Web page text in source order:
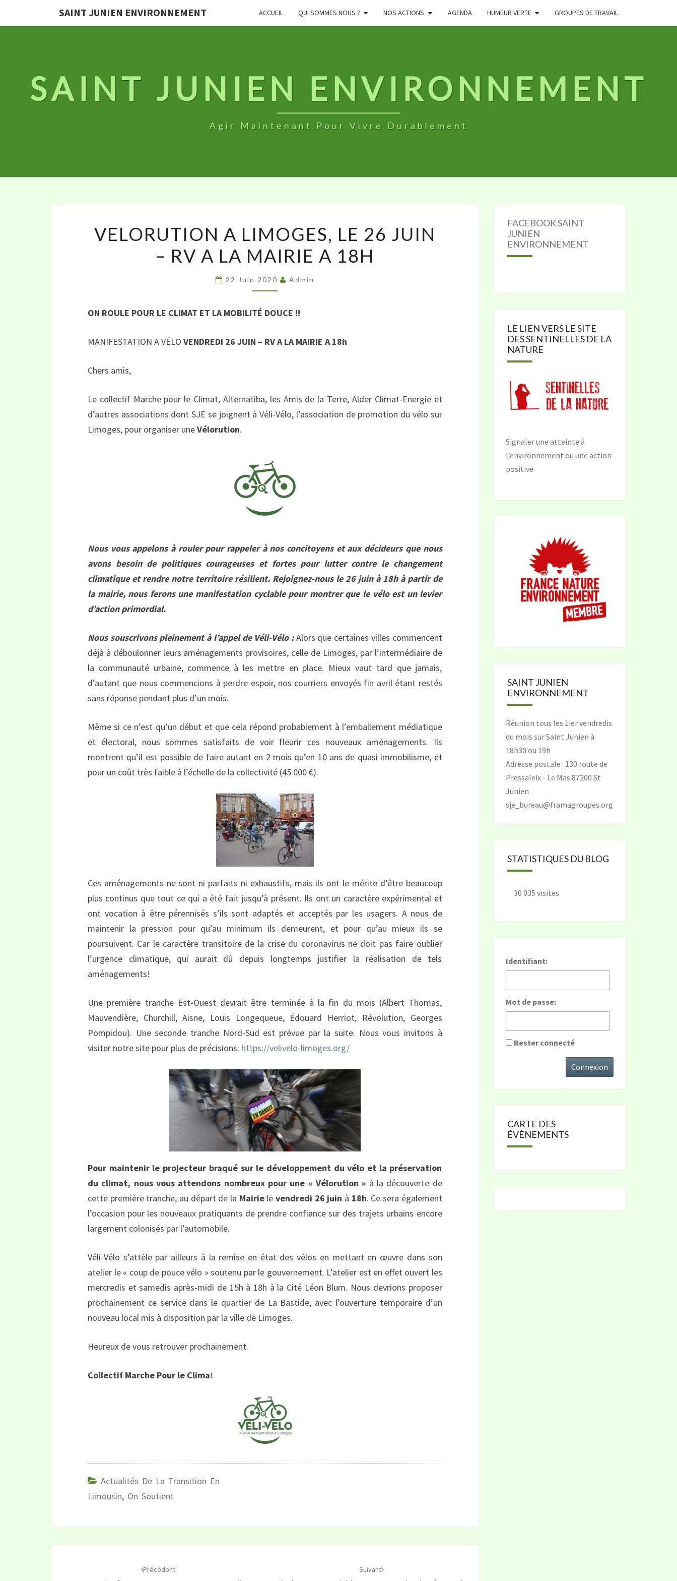
SAINT JUNIEN ENVIRONNEMENT ACCUEIL QUI SOMMES NOUS ? NOS ACTIONS AGENDA HUMEUR VERTE GROUPES DE TRAVAIL
SAINT JUNIEN ENVIRONNEMENT
Agir Maintenant Pour Vivre Durablement
A
LIMOGES,
LE
26
–
A
18H
VELORUTION A LIMOGES, LE 26 JUIN
– RV A LA MAIRIE A 18H
22 Juin 2020 Admin
ON ROULE POUR LE CLIMAT ET LA MOBILITÉ DOUCE !!
MANIFESTATION A VÉLO VENDREDI 26 JUIN – RV A LA MAIRIE A 18h
Chers amis,
Le collectif Marche pour le Climat, Alternatiba, les Amis de la Terre, Alder Climat-Energie et
d’autres associations dont SJE se joignent à Véli-Vélo, l’association de promotion du vélo sur
Limoges, pour organiser uneVélorution.
Nous vous appelons à rouler pour rappeler à nos concitoyens et aux décideurs que nous
avons besoin de politiques courageuses et fortes pour lutter contre le changement
climatique et rendre notre territoire résilient. Rejoignez-nous le 26 juin à 18h à partir de
la mairie, nous ferons une manifestation cyclable pour montrer que le vélo est un levier
d’action primordial.
Nous souscrivons pleinement à l’appel de Véli-Vélo : Alors que certaines villes commencent
déjà à déboulonner leurs aménagements provisoires, celle de Limoges, par l’intermédiaire de
la communauté urbaine, commence à les mettre en place. Mieux vaut tard que jamais,
d’autant que nous commencions à perdre espoir, nos courriers envoyés fin avril étant restés
sans réponse pendant plus d’un mois.
Même si ce n’est qu’un début et que cela répond probablement à l’emballement médiatique
et électoral, nous sommes satisfaits de voir fleurir ces nouveaux aménagements. Ils
montrent qu’il est possible de faire autant en 2 mois qu’en 10 ans de quasi immobilisme, et
pour un coût très faible à l’échelle de la collectivité (45 000 €).
Ces aménagements ne sont ni parfaits ni exhaustifs, mais ils ont le mérite d’être beaucoup
plus continus que tout ce qui a été fait jusqu’à présent. Ils ont un caractère expérimental et
ont vocation à être pérennisés s’ils sont adaptés et acceptés par les usagers. A nous de
maintenir la pression pour qu’au minimum ils demeurent, et pour qu’au mieux ils se
poursuivent. Car le caractère transitoire de la crise du coronavirus ne doit pas faire oublier
l’urgence climatique, qui aurait dû depuis longtemps justifier la réalisation de tels
aménagements!
Une première tranche Est-Ouest devrait être terminée à la fin du mois (Albert Thomas,
Mauvendière, Churchill, Aisne, Louis Longequeue, Édouard Herriot, Révolution, Georges
Pompidou). Une seconde tranche Nord-Sud est prévue par la suite. Nous vous invitons à
visiter notre site pour plus de précisions: https://velivelo-limoges.org/
Pour maintenir le projecteur braqué sur le développement du vélo et la préservation
du climat, nous vous attendons nombreux pour une « Vélorution » à la découverte de
cette première tranche, au départ de la Mairiele vendredi 26 juin à 18h. Ce sera également
l’occasion pour les nouveaux pratiquants de prendre confiance sur des trajets urbains encore
largement colonisés par l’automobile.
Véli-Vélo s’attèle par ailleurs à la remise en état des vélos en mettant en œuvre dans son
atelier le « coup de pouce vélo » soutenu par le gouvernement. L’atelier est en effet ouvert les
mercredis et samedis après-midi de 15h à 18h à la Cité Léon Blum. Nous devrions proposer
prochainement ce service dans le quartier de La Bastide, avec l’ouverture temporaire d’un
nouveau local mis à disposition par la ville de Limoges.
Heureux de vous retrouver prochainement.
Collectif Marche Pour le Climat
Actualités De La Transition En
Limousin, On Soutient
Précédent Suivant
FACEBOOK SAINT
JUNIEN
ENVIRONNEMENT
LE LIEN VERS LE SITE
DES SENTINELLES DE LA
NATURE
Signaler une atteinte à
l’environnement ou une action
positive
SAINT JUNIEN
ENVIRONNEMENT
Réunion tous les 1ier vendredis
du mois sur Saint Junien à
18h30 ou 19h
Adresse postale : 130 route de
Pressaleix - Le Mas 87200 St
Junien
sje_bureau@framagroupes.org
STATISTIQUES DU BLOG
30 035 visites
Identifiant:
Mot de passe:
Rester connecté
Connexion
CARTE DES
ÉVÈNEMENTS